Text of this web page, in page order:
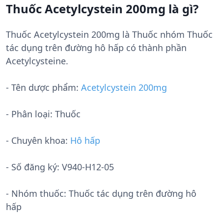
Thuốc Acetylcystein 200mg là gì?
Thuốc Acetylcystein 200mg là Thuốc nhóm Thuốc
tác dụng trên đường hô hấp có thành phần
Acetylcysteine.
- Tên dược phẩm: Acetylcystein 200mg
- Phân loại: Thuốc
- Chuyên khoa: Hô hấp
- Số đăng ký: V940-H12-05
- Nhóm thuốc: Thuốc tác dụng trên đường hô
hấp